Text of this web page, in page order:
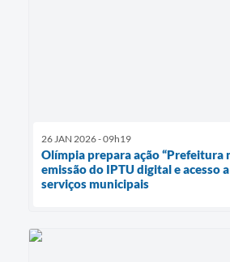
26 JAN 2026 - 09h19
Olímpia prepara ação “Prefeitura
emissão do IPTU digital e acesso
serviços municipais